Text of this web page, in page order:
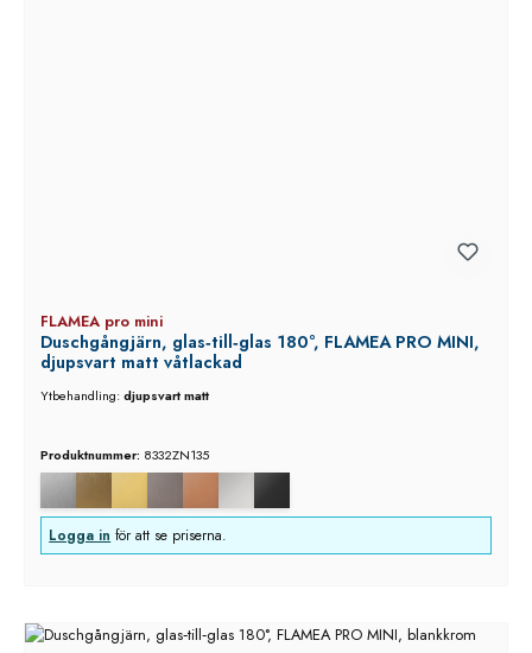
FLAMEA pro mini
Duschgångjärn, glas‑till‑glas 180°, FLAMEA PRO MINI,
djupsvart matt våtlackad
Ytbehandling:djupsvart matt
Produktnummer: 8332ZN135
Logga in för att se priserna.